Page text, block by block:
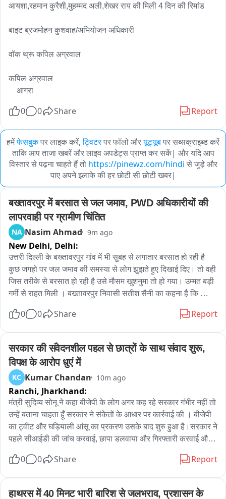
आयशा,रहमान कुरैशी,मुहम्मद अली,शेखर राय की मिली 4 दिन की रिमांड
बाइट ब्रजमोहन कुशवाह/अभियोजन अधिकारी
वॉक थ्रू कपिल अग्रवाल
कपिल अग्रवाल
    आगरा
0 0 Share Report
हमेंफेसबुकपर लाइक करें, ट्विटरपर फॉलो औरयूट्यूबपर सब्सक्राइब्ड करें
ताकि आप ताजा खबरें और लाइव अपडेट्स प्राप्त कर सकें| और यदि आप
विस्तार से पढ़ना चाहते हैं तो https://pinewz.com/hindi से जुड़े और
पाए अपने इलाके की हर छोटी सी छोटी खबर|
बख्तावरपुर में बरसात से जल जमाव, PWD अधिकारीयों की
लापरवाही पर ग्रामीण चिंतित
NA Nasim Ahmad 9m ago
New Delhi, Delhi:
उत्तरी दिल्ली के बख्तावरपुर गांव में भी सुबह से लगातार बरसात हो रही है
कुछ जगहो पर जल जमाव की समस्या से लोग झुझते हुए दिखाई दिए। तो वही
जिस तरीके से बरसात हो रही है उसे मौसम खुशनुमा तो हो गया। उम्मत बड़ी
गर्मी से राहत मिली । बख्तावरपुर निवासी सतीश सैनी का कहना है कि
जिसकी वजह से स्थानीय लोग परेशान हो रहे हैं । पीडब्ल्यूडी विभाग के
नाले को बनाने के लेकर लापरवाही बरती गई जिसका खमियाजा गांव के लोगों
को भगतना पड़ रहा है। मौसम विभाग के मुताबिक अगले तीन दिन तक दिल्ली
एनसीआर में इसी तरीके से मौसम बना रहने का अनुमान जताया गया है।
मौसम को देखते हुए मौसम विभाग अलर्ट जारी किया गया है।
0 0 Share Report
सरकार की संवेदनशील पहल से छात्रों के साथ संवाद शुरू,
विपक्ष के आरोप धुएं में
KC Kumar Chandan 10m ago
Ranchi, Jharkhand:
मंत्री सुदिव्य सोनू ने कहा बीजेपी के लोग अगर कह रहे सरकार गंभीर नहीं तो
उन्हें बताना चाहता हूँ सरकार ने संकेतों के आधार पर कार्रवाई की । बीजेपी
का ट्वीट और घड़ियाली आंसू का प्रकरण उसके बाद शुरु हुआ है।सरकार ने
पहले सीआईडी की जांच करवाई, छापा डलवाया और गिरफ्तारी करवाई और
सीएम ने एक संवेदनशील पहल की है , संवाद और ही एक मात्र जरिया है
की है, छात्रों का भी धन्यवाद है इस पहल पर सकारात्मक जवाब दिया है।
0 0 Share Report
हाथरस में 40 मिनट भारी बारिश से जलभराव, प्रशासन के